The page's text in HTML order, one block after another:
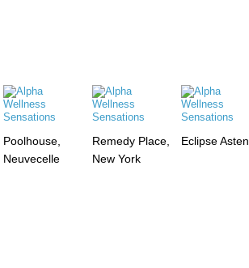
Poolhouse,
Neuvecelle
Remedy Place,
New York
Eclipse Asten